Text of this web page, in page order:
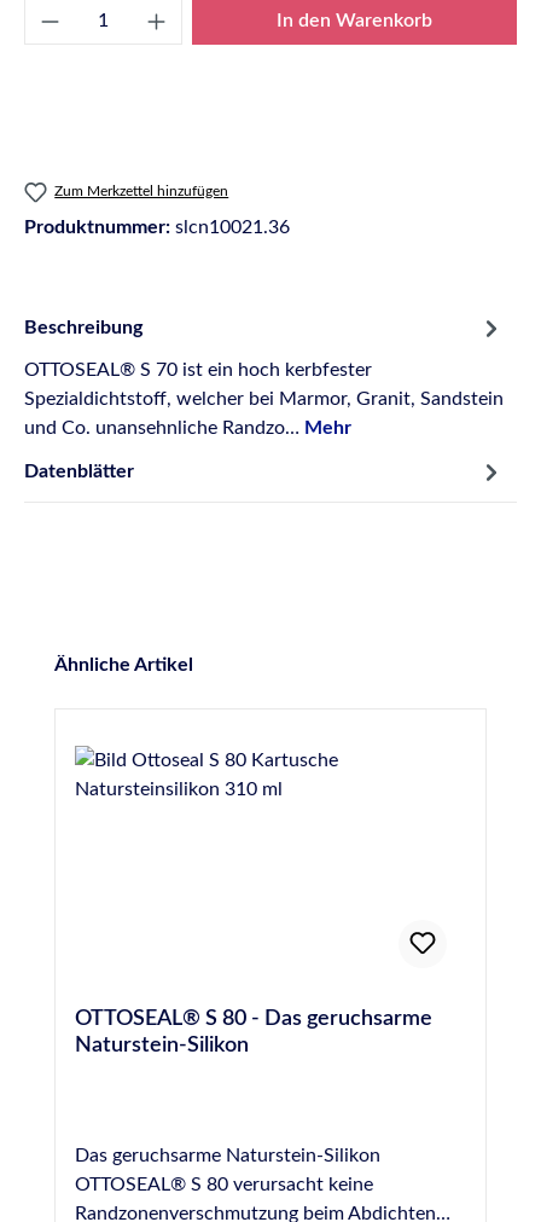
Produkt Anzahl: Gib den gewünschten
In den Warenkorb
Zum Merkzettel hinzufügen
Produktnummer: slcn10021.36
Beschreibung
OTTOSEAL® S 70 ist ein hoch kerbfester
Spezialdichtstoff, welcher bei Marmor, Granit, Sandstein
und Co. unansehnliche Randzo… Mehr
Datenblätter
Produktgalerie überspringen
Ähnliche Artikel
OTTOSEAL® S 80 - Das geruchsarme
Naturstein-Silikon
Das geruchsarme Naturstein-Silikon
OTTOSEAL® S 80 verursacht keine
Randzonenverschmutzung beim Abdichten